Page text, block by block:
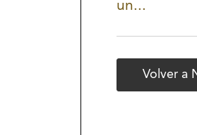
un...
Volver a